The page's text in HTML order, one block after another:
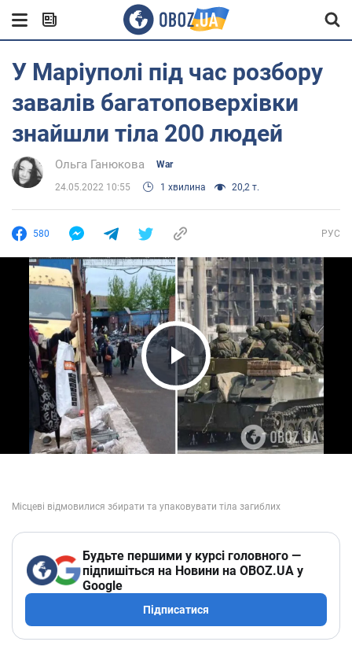
У Маріуполі під час розбору
завалів багатоповерхівки
знайшли тіла 200 людей
Ольга Ганюкова War
24.05.2022 10:55 1 хвилина 20,2 т.
580 РУС
Play Video
Будьте першими у курсі головного —
підпишіться на Новини на OBOZ.UA у
Google
Підписатися